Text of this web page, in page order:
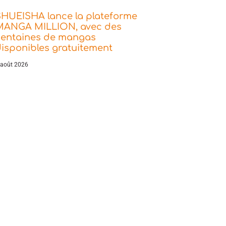
lance la plateforme
MILLION, avec des
de mangas
gratuitement
2026